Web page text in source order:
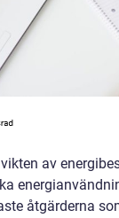
av
åtgärderna